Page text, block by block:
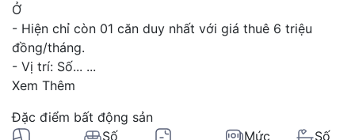
Ở
- Hiện chỉ còn 01 căn duy nhất với giá thuê 6 triệu
đồng/tháng.
- Vị trí: Số... ...
Xem Thêm
Đặc điểm bất động sản
Số
Mức
Số